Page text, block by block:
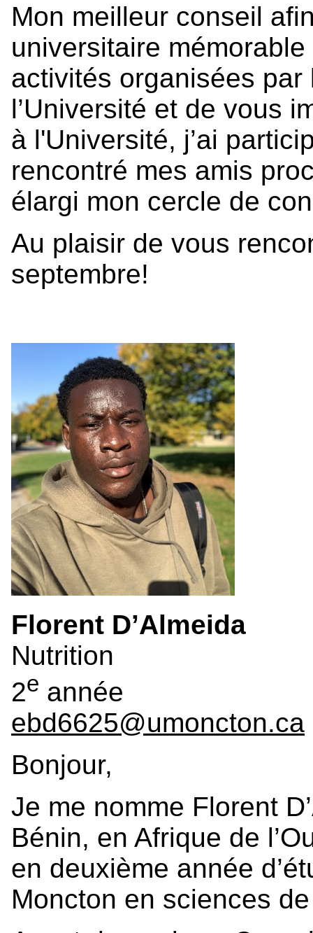
Mon meilleur conseil
universitaire
activités organisées
l’Université et de vous
à l'Université, j’ai
rencontré mes amis
élargi mon cercle de
Au plaisir de vous
septembre!
Florent D’Almeida
Nutrition
2e année
ebd6625@umoncton.ca
Bonjour,
Je me nomme Florent
Bénin, en Afrique de
en deuxième année
Moncton en sciences